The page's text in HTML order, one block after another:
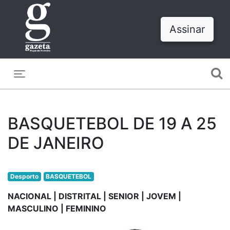
Assinar
BASQUETEBOL DE 19 A 25
DE JANEIRO
Desporto BASQUETEBOL
NACIONAL | DISTRITAL | SENIOR | JOVEM |
MASCULINO | FEMININO